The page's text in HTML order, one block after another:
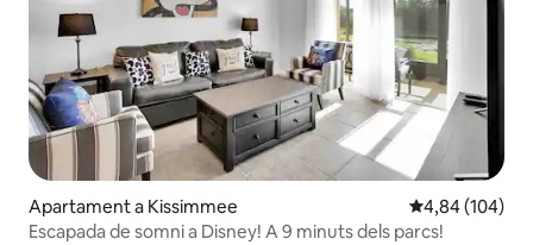
Apartament a Kissimmee 4,84 de
4,84 (104)
Escapada de somni a Disney! A 9 minuts dels parcs!